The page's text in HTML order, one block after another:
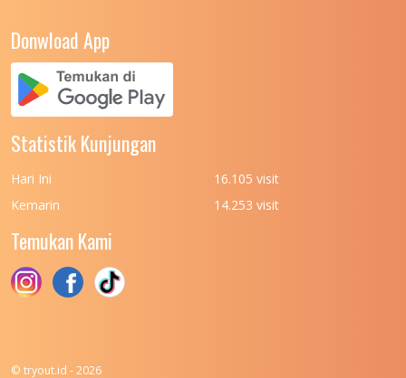
UNIVERSITAS NUSA CENDANA
UNIVERSITAS PADJADJARAN
UNIVERSITAS PATTIMURA
(UPN) VETERAN JAKARTA
UNIVERSITAS PEMBANGUNAN NASIONAL
(UPN) VETERAN JAWA TIMUR
UNIVERSITAS PEMBANGUNAN NASIONAL
Donwload App
Statistik Kunjungan
Hari Ini
16.105 visit
Kemarin
14.253 visit
Temukan Kami
© tryout.id - 2026